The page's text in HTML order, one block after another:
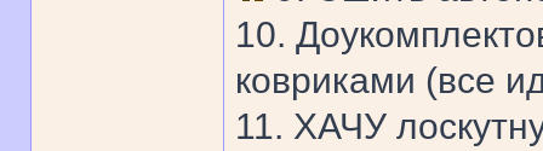
10.
ковриками (все
11. ХАЧУ